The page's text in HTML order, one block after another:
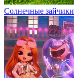
Солнечные зайчики